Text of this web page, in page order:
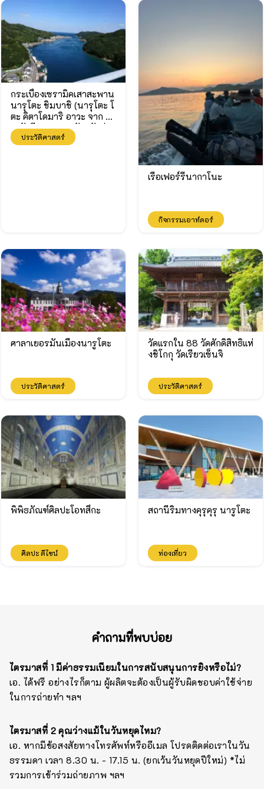
กระเบื้องเซรามิคเสาสะพาน
นารุโตะ ชิมบาชิ (นารุโตะ โ
ตะ คิตาโดมาริ อาวะ จาก 6
8 ทัศนียภาพของจังหวัดต่าง
ๆ)
ประวัติศาสตร์
เรือเฟอร์รี่นากาโนะ
กิจกรรมเอาท์ดอร์
ศาลาเยอรมันเมืองนารูโตะ
ประวัติศาสตร์
วัดแรกใน 88 วัดศักดิ์สิทธิ์แห่
งชิโกกุ วัดเรียวเซ็นจิ
ประวัติศาสตร์
พิพิธภัณฑ์ศิลปะโอทสึกะ
ศิลปะ ดีไซน์
สถานีริมทางคุรุคุรุ นารูโตะ
ท่องเที่ยว
คำถามที่พบบ่อย
ไตรมาสที่ 1 มีค่าธรรมเนียมในการสนับสนุนการยิงหรือไม่?
เอ. ได้ฟรี อย่างไรก็ตาม ผู้ผลิตจะต้องเป็นผู้รับผิดชอบค่าใช้จ่าย
ในการถ่ายทำ ฯลฯ
ไตรมาสที่ 2 คุณว่างแม้ในวันหยุดไหม?
เอ. หากมีข้อสงสัยทางโทรศัพท์หรืออีเมล โปรดติดต่อเราในวัน
ธรรมดา เวลา 8.30 น. - 17.15 น. (ยกเว้นวันหยุดปีใหม่) *ไม่
รวมการเข้าร่วมถ่ายภาพ ฯลฯ